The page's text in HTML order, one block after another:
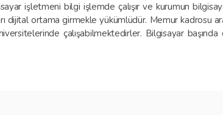
işletmeni bilgi işlemde çalışır ve kurumun
dijital ortama girmekle yükümlüdür. Memur kadrosu
çalışabilmektedirler. Bilgisayar başında